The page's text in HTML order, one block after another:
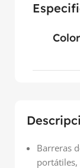
Barreras
portátiles,
Color